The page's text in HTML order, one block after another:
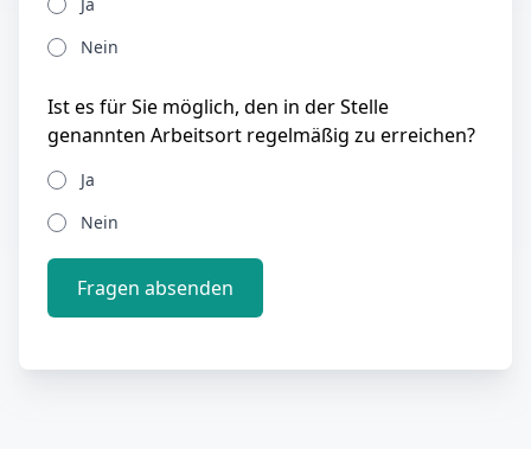
Nein
Ist es für Sie möglich, den in der Stelle
genannten Arbeitsort regelmäßig zu erreichen?
Ja
Nein
Fragen absenden